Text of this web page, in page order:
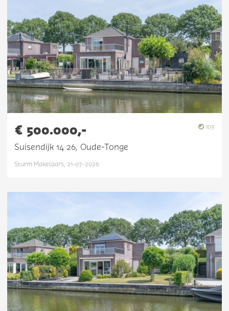
€ 500.000,- 103
Suisendijk 14 26, Oude-Tonge
Sturm Makelaars, 21-07-2026